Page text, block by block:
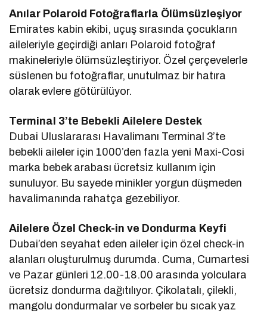
Anılar Polaroid Fotoğraflarla Ölümsüzleşiyor
Emirates kabin ekibi, uçuş sırasında çocukların
aileleriyle geçirdiği anları Polaroid fotoğraf
makineleriyle ölümsüzleştiriyor. Özel çerçevelerle
süslenen bu fotoğraflar, unutulmaz bir hatıra
olarak evlere götürülüyor.
Terminal 3’te Bebekli Ailelere Destek
Dubai Uluslararası Havalimanı Terminal 3’te
bebekli aileler için 1000’den fazla yeni Maxi-Cosi
marka bebek arabası ücretsiz kullanım için
sunuluyor. Bu sayede minikler yorgun düşmeden
havalimanında rahatça gezebiliyor.
Ailelere Özel Check-in ve Dondurma Keyfi
Dubai’den seyahat eden aileler için özel check-in
alanları oluşturulmuş durumda. Cuma, Cumartesi
ve Pazar günleri 12.00-18.00 arasında yolculara
ücretsiz dondurma dağıtılıyor. Çikolatalı, çilekli,
mangolu dondurmalar ve sorbeler bu sıcak yaz